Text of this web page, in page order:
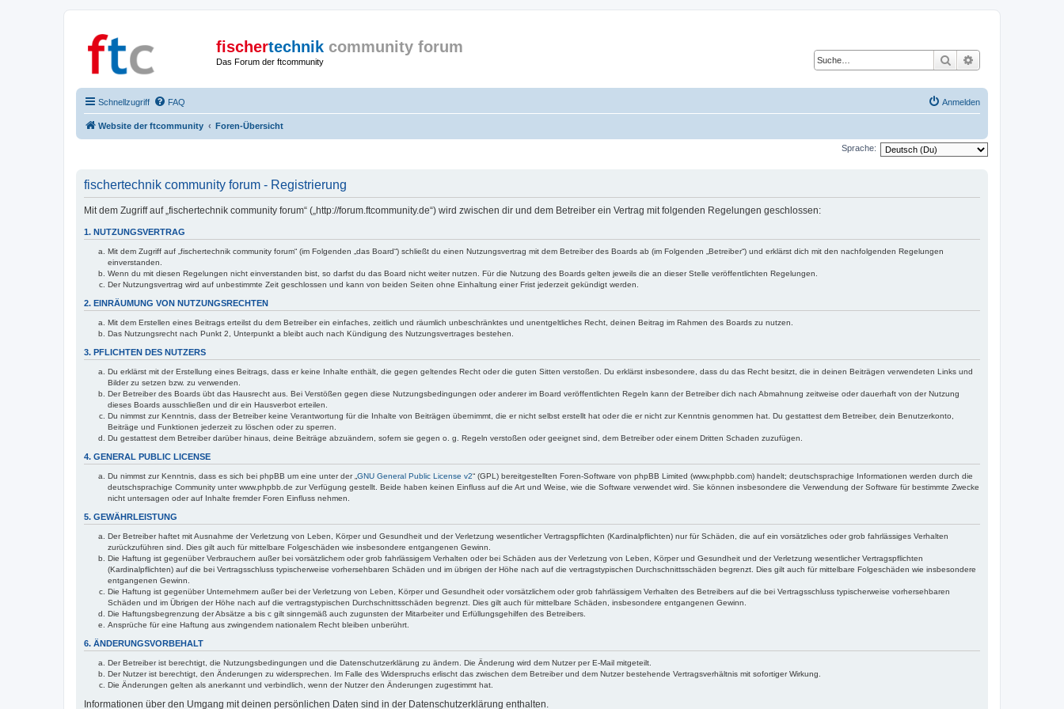
fischertechnik community forum
Das Forum der ftcommunity Suche
Schnellzugriff FAQ Anmelden
Website der ftcommunity Foren-Übersicht
Sprache:
fischertechnik community forum - Registrierung
Mit dem Zugriff auf „fischertechnik community forum“ („http://forum.ftcommunity.de“) wird zwischen dir und dem Betreiber ein Vertrag mit folgenden Regelungen geschlossen:
1. NUTZUNGSVERTRAG
Mit dem Zugriff auf „fischertechnik community forum“ (im Folgenden „das Board“) schließt du einen Nutzungsvertrag mit dem Betreiber des Boards ab (im Folgenden „Betreiber“) und erklärst dich mit den nachfolgenden Regelungen
einverstanden.
Wenn du mit diesen Regelungen nicht einverstanden bist, so darfst du das Board nicht weiter nutzen. Für die Nutzung des Boards gelten jeweils die an dieser Stelle veröffentlichten Regelungen.
Der Nutzungsvertrag wird auf unbestimmte Zeit geschlossen und kann von beiden Seiten ohne Einhaltung einer Frist jederzeit gekündigt werden.
2. EINRÄUMUNG VON NUTZUNGSRECHTEN
Mit dem Erstellen eines Beitrags erteilst du dem Betreiber ein einfaches, zeitlich und räumlich unbeschränktes und unentgeltliches Recht, deinen Beitrag im Rahmen des Boards zu nutzen.
Das Nutzungsrecht nach Punkt 2, Unterpunkt a bleibt auch nach Kündigung des Nutzungsvertrages bestehen.
3. PFLICHTEN DES NUTZERS
Du erklärst mit der Erstellung eines Beitrags, dass er keine Inhalte enthält, die gegen geltendes Recht oder die guten Sitten verstoßen. Du erklärst insbesondere, dass du das Recht besitzt, die in deinen Beiträgen verwendeten Links und
Bilder zu setzen bzw. zu verwenden.
Der Betreiber des Boards übt das Hausrecht aus. Bei Verstößen gegen diese Nutzungsbedingungen oder anderer im Board veröffentlichten Regeln kann der Betreiber dich nach Abmahnung zeitweise oder dauerhaft von der Nutzung
dieses Boards ausschließen und dir ein Hausverbot erteilen.
Du nimmst zur Kenntnis, dass der Betreiber keine Verantwortung für die Inhalte von Beiträgen übernimmt, die er nicht selbst erstellt hat oder die er nicht zur Kenntnis genommen hat. Du gestattest dem Betreiber, dein Benutzerkonto,
Beiträge und Funktionen jederzeit zu löschen oder zu sperren.
Du gestattest dem Betreiber darüber hinaus, deine Beiträge abzuändern, sofern sie gegen o. g. Regeln verstoßen oder geeignet sind, dem Betreiber oder einem Dritten Schaden zuzufügen.
4. GENERAL PUBLIC LICENSE
Du nimmst zur Kenntnis, dass es sich bei phpBB um eine unter der „ GNU General Public License v2“ (GPL) bereitgestellten Foren-Software von phpBB Limited (www.phpbb.com) handelt; deutschsprachige Informationen werden durch die
deutschsprachige Community unter www.phpbb.de zur Verfügung gestellt. Beide haben keinen Einfluss auf die Art und Weise, wie die Software verwendet wird. Sie können insbesondere die Verwendung der Software für bestimmte Zwecke
nicht untersagen oder auf Inhalte fremder Foren Einfluss nehmen.
5. GEWÄHRLEISTUNG
Der Betreiber haftet mit Ausnahme der Verletzung von Leben, Körper und Gesundheit und der Verletzung wesentlicher Vertragspflichten (Kardinalpflichten) nur für Schäden, die auf ein vorsätzliches oder grob fahrlässiges Verhalten
zurückzuführen sind. Dies gilt auch für mittelbare Folgeschäden wie insbesondere entgangenen Gewinn.
Die Haftung ist gegenüber Verbrauchern außer bei vorsätzlichem oder grob fahrlässigem Verhalten oder bei Schäden aus der Verletzung von Leben, Körper und Gesundheit und der Verletzung wesentlicher Vertragspflichten
(Kardinalpflichten) auf die bei Vertragsschluss typischerweise vorhersehbaren Schäden und im übrigen der Höhe nach auf die vertragstypischen Durchschnittsschäden begrenzt. Dies gilt auch für mittelbare Folgeschäden wie insbesondere
entgangenen Gewinn.
Die Haftung ist gegenüber Unternehmern außer bei der Verletzung von Leben, Körper und Gesundheit oder vorsätzlichem oder grob fahrlässigem Verhalten des Betreibers auf die bei Vertragsschluss typischerweise vorhersehbaren
Schäden und im Übrigen der Höhe nach auf die vertragstypischen Durchschnittsschäden begrenzt. Dies gilt auch für mittelbare Schäden, insbesondere entgangenen Gewinn.
Die Haftungsbegrenzung der Absätze a bis c gilt sinngemäß auch zugunsten der Mitarbeiter und Erfüllungsgehilfen des Betreibers.
Ansprüche für eine Haftung aus zwingendem nationalem Recht bleiben unberührt.
6. ÄNDERUNGSVORBEHALT
Der Betreiber ist berechtigt, die Nutzungsbedingungen und die Datenschutzerklärung zu ändern. Die Änderung wird dem Nutzer per E-Mail mitgeteilt.
Der Nutzer ist berechtigt, den Änderungen zu widersprechen. Im Falle des Widerspruchs erlischt das zwischen dem Betreiber und dem Nutzer bestehende Vertragsverhältnis mit sofortiger Wirkung.
Die Änderungen gelten als anerkannt und verbindlich, wenn der Nutzer den Änderungen zugestimmt hat.
Informationen über den Umgang mit deinen persönlichen Daten sind in der Datenschutzerklärung enthalten.